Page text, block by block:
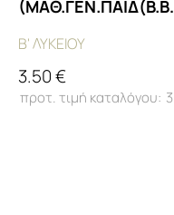
(ΜΑΘ.ΓΕΝ.ΠΑΙΔ(Β.Β
Β' ΛΥΚΕΙΟΥ
3.50 €